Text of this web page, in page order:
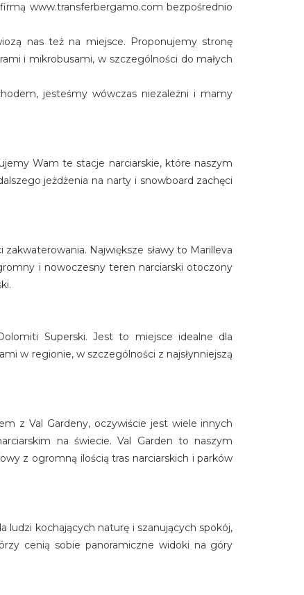
www.transferbergamo.com bezpośrednio
nas też na miejsce. Proponujemy stronę
i mikrobusami, w szczególności do małych
jesteśmy wówczas niezależni i mamy
Wam te stacje narciarskie, które naszym
jeżdżenia na narty i snowboard zachęci
Największe sławy to Marilleva
i nowoczesny teren narciarski otoczony
Superski. Jest to miejsce idealne dla
w regionie, w szczególności z najsłynniejszą
z Val Gardeny, oczywiście jest wiele innych
na świecie. Val Garden to naszym
z ogromną ilością tras narciarskich i parków
ludzi kochających naturę i szanujących spokój,
cenią sobie panoramiczne widoki na góry